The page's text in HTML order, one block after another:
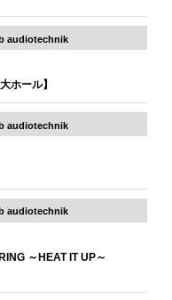
audiotechnik
ホール】
audiotechnik
audiotechnik
～HEAT IT UP～